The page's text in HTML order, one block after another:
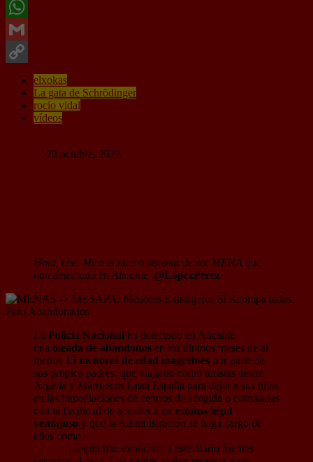
Twitter
WhatsApp
Gmail
Link
elxokas
La gata de Schrödinger
rocío vidal
vídeos
29 octubre, 2023
Hola, che. Mira el nuevo sistema de ser MENA que
han detectado en Alicante. @LópezPérez
La Policía Nacional ha detectado en Alicante
una oleada de abandonos en los últimos meses de al
menos 15 menores de edad magrebíes por parte de
sus propios padres, que viajaron como turistas desde
Argelia y Marruecos hasta España para dejar a sus hijos
en las inmediaciones de centros de acogida o comisarías
con la finalidad de acceder a un estatus legal
ventajoso y que la Administración se haga cargo de
ellos como
, según han explicado a este diario fuentes